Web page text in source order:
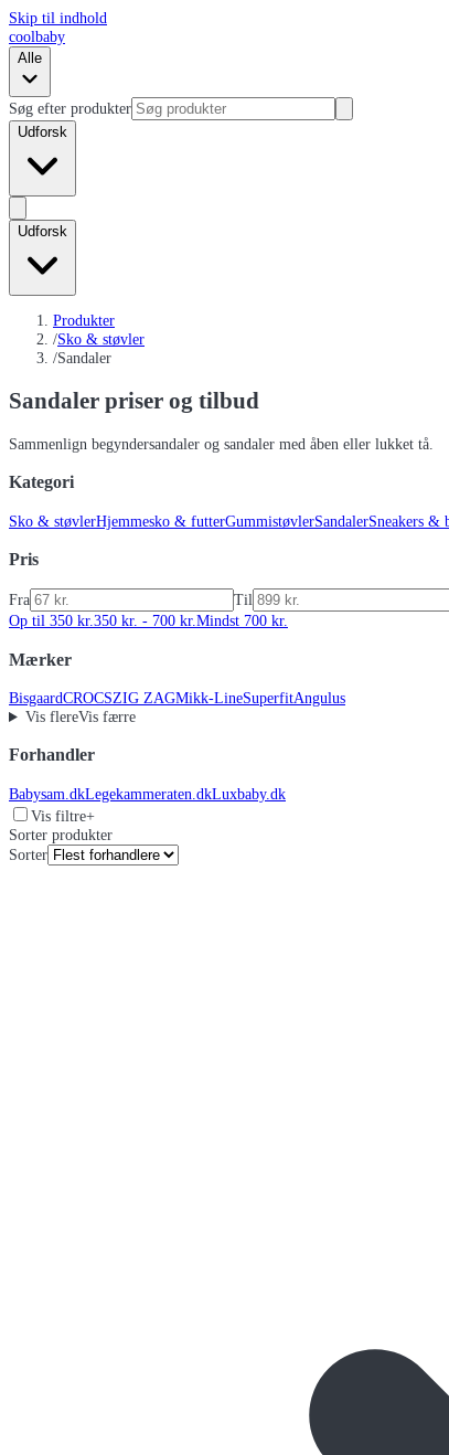
Skip til indhold
coolbaby
Alle
Søg efter produkter
Udforsk
Udforsk
Produkter
/Sko & støvler
/Sandaler
Sandaler priser og tilbud
Sammenlign begyndersandaler og sandaler med åben eller lukket tå.
Kategori
Sko & støvlerHjemmesko & futterGummistøvlerSandalerSneakers &
Pris
Fra
Til
Op til 350 kr.350 kr. - 700 kr.Mindst 700 kr.
Mærker
BisgaardCROCSZIG ZAGMikk-LineSuperfitAngulus
Vis flereVis færre
Forhandler
Babysam.dkLegekammeraten.dkLuxbaby.dk
Vis filtre+
Sorter produkter
Sorter